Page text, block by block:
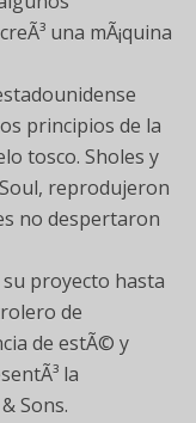
una mÃ¡quina
principios de la
tosco. Sholes y
reprodujeron
no despertaron
proyecto hasta
de
de estÃ© y
la
Sons.